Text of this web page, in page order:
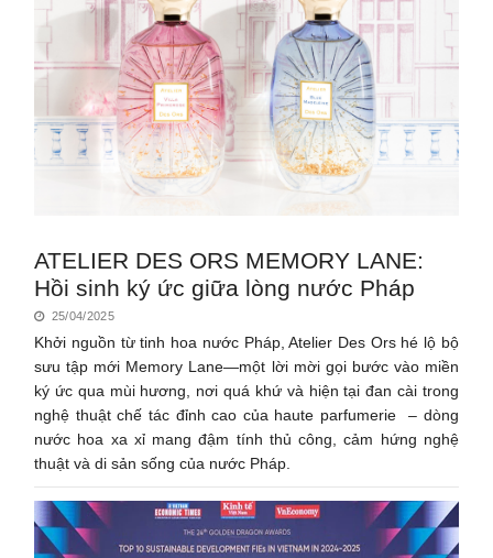
ATELIER DES ORS MEMORY LANE:
Hồi sinh ký ức giữa lòng nước Pháp
25/04/2025
Khởi nguồn từ tinh hoa nước Pháp, Atelier Des Ors hé lộ bộ
sưu tập mới Memory Lane—một lời mời gọi bước vào miền
ký ức qua mùi hương, nơi quá khứ và hiện tại đan cài trong
nghệ thuật chế tác đỉnh cao của haute parfumerie – dòng
nước hoa xa xỉ mang đậm tính thủ công, cảm hứng nghệ
thuật và di sản sống của nước Pháp.